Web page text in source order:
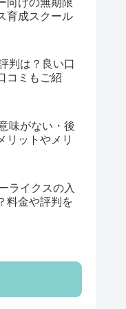
育成スクール
判は？良い口
コミもご紹
味がない・後
リットやメリ
ライクスの入
料金や評判を